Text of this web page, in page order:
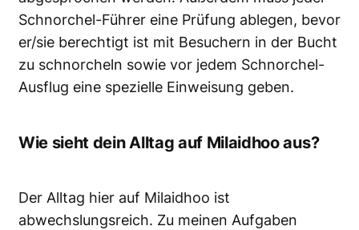
Schnorchel-Führer eine Prüfung ablegen, bevor
er/sie berechtigt ist mit Besuchern in der Bucht
zu schnorcheln sowie vor jedem Schnorchel-
Ausflug eine spezielle Einweisung geben.
Wie sieht dein Alltag auf Milaidhoo aus?
Der Alltag hier auf Milaidhoo ist
abwechslungsreich. Zu meinen Aufgaben